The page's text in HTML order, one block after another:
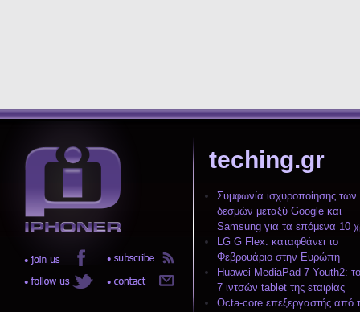
teching.gr
Συμφωνία ισχυροποίησης των
δεσμών μεταξύ Google και
Samsung για τα επόμενα 10
LG G Flex: καταφθάνει το
Φεβρουάριο στην Ευρώπη
Huawei MediaPad 7 Youth2:
7 ιντσών tablet της εταιρίας
Octa-core επεξεργαστής από